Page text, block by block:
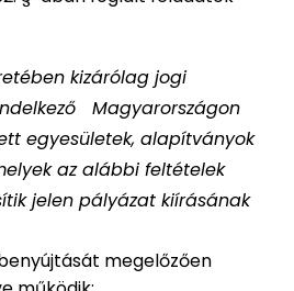
kizárólag jogi
Magyarországon
egyesületek, alapítványok
az alábbi feltételek
jelen pályázat kiírásának
megelőzően